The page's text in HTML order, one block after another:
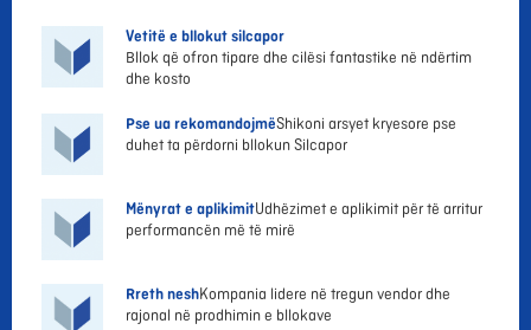
Vetitë e bllokut silcapor
Bllok që ofron tipare dhe cilësi fantastike në ndërtim
dhe kosto
Pse ua rekomandojmëShikoni arsyet kryesore pse
duhet ta përdorni bllokun Silcapor
Mënyrat e aplikimitUdhëzimet e aplikimit për të arritur
performancën më të mirë
Rreth neshKompania lidere në tregun vendor dhe
rajonal në prodhimin e bllokave